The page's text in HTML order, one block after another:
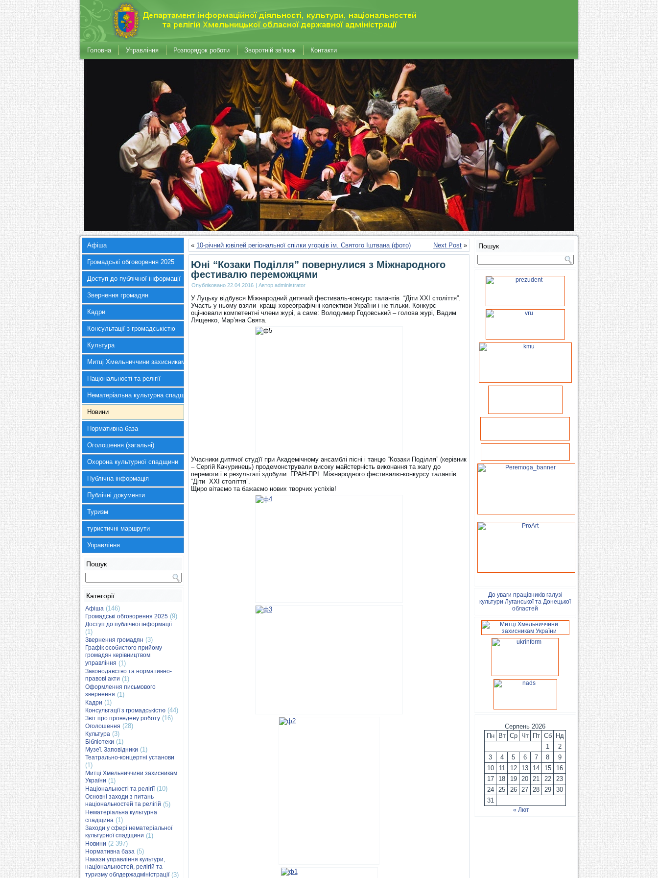
Головна Управління Розпорядок роботи Зворотній зв’язок Контакти
Афіша
Громадські обговорення 2025
Доступ до публічної інформації
Звернення громадян
Кадри
Консультації з громадськістю
Культура
Митці Хмельниччини захисникам України
Національності та релігії
Нематеріальна культурна спадщина
Новини
Нормативна база
Оголошення (загальні)
Охорона культурної спадщини
Публічна інформація
Публічні документи
Туризм
туристичні маршрути
Управління
Пошук
Категорії
Афіша (146)
Громадські обговорення 2025 (9)
Доступ до публічної інформації
(1)
Звернення громадян (3)
Графік особистого прийому
громадян керівництвом
управління (1)
Законодавство та нормативно-
правові акти (1)
Оформлення письмового
звернення (1)
Кадри (1)
Консультації з громадськістю (44)
Звіт про проведену роботу (16)
Оголошення (28)
Культура (3)
Бібліотеки (1)
Музеї. Заповідники (1)
Театрально-концертні установи
(1)
Митці Хмельниччини захисникам
України (1)
Національності та релігії(10)
Основні заходи з питань
національностей та релігій (5)
Нематеріальна культурна
спадщина (1)
Заходи у сфері нематеріальної
культурної спадщини (1)
Новини (2 397)
Нормативна база (5)
Накази управління культури,
національностей, релігій та
туризму облдержадміністрації(3)
« 10-річний ювілей регіональної спілки угорців ім. Святого Іштвана (фото) Next Post »
Юні “Козаки Поділля” повернулися з Міжнародного
фестивалю переможцями
Опубліковано 22.04.2016 | Автор administrator
У Луцьку відбувся Міжнародний дитячий фестиваль-конкурс талантів “Діти ХХІ століття”.
Участь у ньому взяли кращі хореографічні колективи України і не тільки. Конкурс
оцінювали компетентні члени журі, а саме: Володимир Годовський – голова журі, Вадим
Лященко, Мар’яна Свята.
Учасники дитячої студїї при Академічному ансамблі пісні і танцю “Козаки Поділля” (керівник
– Сергій Качуринець) продемонстрували високу майстерність виконання та жагу до
перемоги і в результаті здобули ГРАН-ПРІ Міжнародного фестивалю-конкурсу талантів
“Діти ХХІ століття”.
Щиро вітаємо та бажаємо нових творчих успіхів!
Пошук
До уваги працівників галузі
культури Луганської та Донецької
областей
Серпень 2026
Пн
Вт Ср Чт Пт Сб
Нд
1
2
3
4 5 6 7 8
9
10
11 12 13 14 15
16
17
18 19 20 21 22
23
24
25 26 27 28 29
30
31
« Лют